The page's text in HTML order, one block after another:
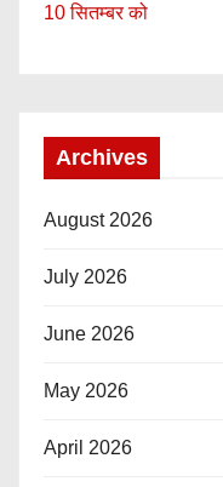
10 सितम्बर को
Archives
August 2026
July 2026
June 2026
May 2026
April 2026